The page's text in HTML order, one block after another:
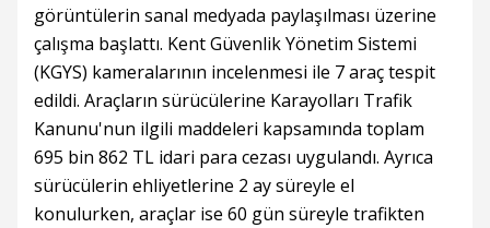
görüntülerin sanal medyada paylaşılması üzerine
çalışma başlattı. Kent Güvenlik Yönetim Sistemi
(KGYS) kameralarının incelenmesi ile 7 araç tespit
edildi. Araçların sürücülerine Karayolları Trafik
Kanunu'nun ilgili maddeleri kapsamında toplam
695 bin 862 TL idari para cezası uygulandı. Ayrıca
sürücülerin ehliyetlerine 2 ay süreyle el
konulurken, araçlar ise 60 gün süreyle trafikten